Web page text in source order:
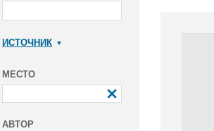
ИСТОЧНИК
МЕСТО
АВТОР